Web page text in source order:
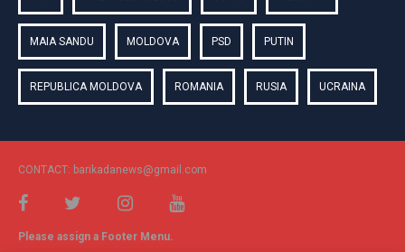
MAIA SANDU MOLDOVA PSD PUTIN
REPUBLICA MOLDOVA ROMANIA RUSIA UCRAINA
CONTACT: barikadanews@gmail.com
Please assign a Footer Menu.